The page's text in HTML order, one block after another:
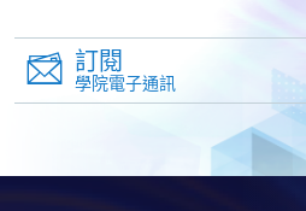
香港大學專業進修學院提供24
務，申請人可通過網上申請個
大部份公開招生的課程(以先到
申請人可在網上使用「繳費靈
機)、VISA 或 Mastercard。除
訂閱
學院電子通訊